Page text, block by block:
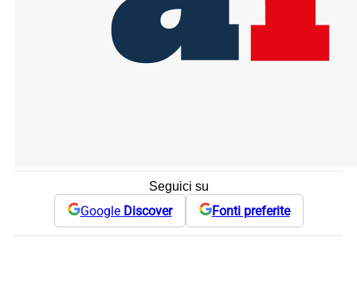
Seguici su
Google Discover Fonti preferite